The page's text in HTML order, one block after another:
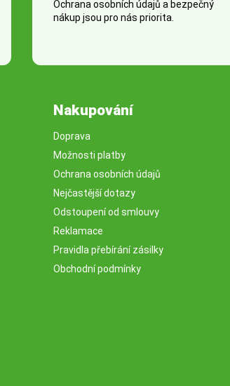
Ochrana osobních údajů a bezpečný
nákup jsou pro nás priorita.
Nakupování
Doprava
Možnosti platby
Ochrana osobních údajů
Nejčastější dotazy
Odstoupení od smlouvy
Reklamace
Pravidla přebírání zásilky
Obchodní podmínky